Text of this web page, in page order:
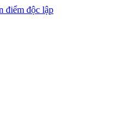
điểm độc lập